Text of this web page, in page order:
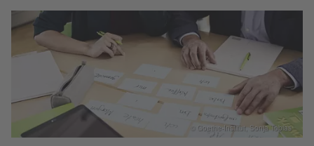
© Goethe-Institut, Sonja Tobias